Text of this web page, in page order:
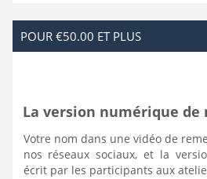
POUR €50.00 ET PLUS
La version numérique
Votre nom dans une vidéo de
nos réseaux sociaux, et la
écrit par les participants aux